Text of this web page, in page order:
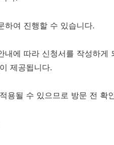
하여 진행할 수 있습니다.
에 따라 신청서를 작성하게
제공됩니다.
용될 수 있으므로 방문 전 확